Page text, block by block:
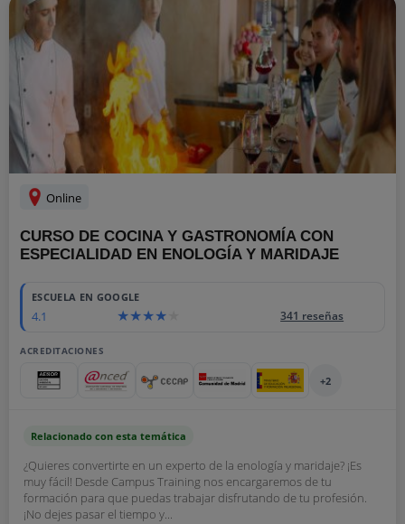
Online
CURSO DE COCINA Y GASTRONOMÍA CON
ESPECIALIDAD EN ENOLOGÍA Y MARIDAJE
ESCUELA EN GOOGLE
4.1 341 reseñas
ACREDITACIONES
+2
Relacionado con esta temática
¿Quieres convertirte en un experto de la enología y maridaje? ¡Es
muy fácil! Desde Campus Training nos encargaremos de tu
formación para que puedas trabajar disfrutando de tu profesión.
¡No dejes pasar el tiempo y...